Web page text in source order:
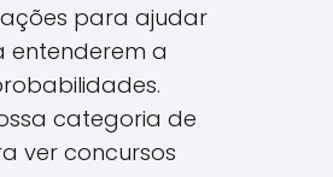
para ajudar
a
categoria de
ver concursos